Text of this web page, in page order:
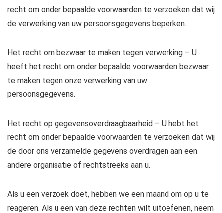
recht om onder bepaalde voorwaarden te verzoeken dat wij
de verwerking van uw persoonsgegevens beperken.
Het recht om bezwaar te maken tegen verwerking – U
heeft het recht om onder bepaalde voorwaarden bezwaar
te maken tegen onze verwerking van uw
persoonsgegevens.
Het recht op gegevensoverdraagbaarheid – U hebt het
recht om onder bepaalde voorwaarden te verzoeken dat wij
de door ons verzamelde gegevens overdragen aan een
andere organisatie of rechtstreeks aan u.
Als u een verzoek doet, hebben we een maand om op u te
reageren. Als u een van deze rechten wilt uitoefenen, neem